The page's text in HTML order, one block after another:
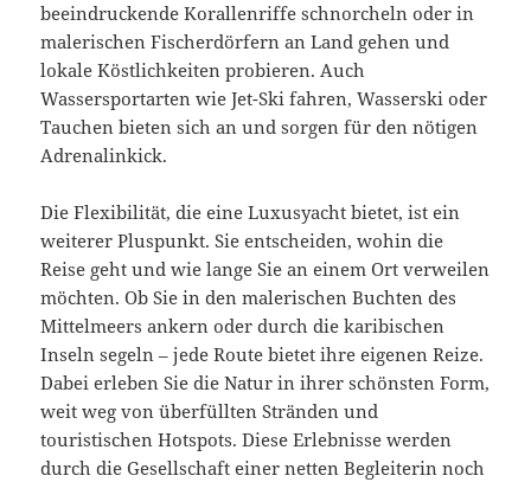
beeindruckende Korallenriffe schnorcheln oder in
malerischen Fischerdörfern an Land gehen und
lokale Köstlichkeiten probieren. Auch
Wassersportarten wie Jet-Ski fahren, Wasserski oder
Tauchen bieten sich an und sorgen für den nötigen
Adrenalinkick.
Die Flexibilität, die eine Luxusyacht bietet, ist ein
weiterer Pluspunkt. Sie entscheiden, wohin die
Reise geht und wie lange Sie an einem Ort verweilen
möchten. Ob Sie in den malerischen Buchten des
Mittelmeers ankern oder durch die karibischen
Inseln segeln – jede Route bietet ihre eigenen Reize.
Dabei erleben Sie die Natur in ihrer schönsten Form,
weit weg von überfüllten Stränden und
touristischen Hotspots. Diese Erlebnisse werden
durch die Gesellschaft einer netten Begleiterin noch